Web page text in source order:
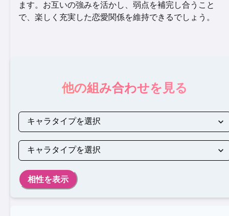
ます。お互いの強みを活かし、弱点を補完し合うこと
で、楽しく充実した恋愛関係を維持できるでしょう。
他の組み合わせを見る
相性を表示